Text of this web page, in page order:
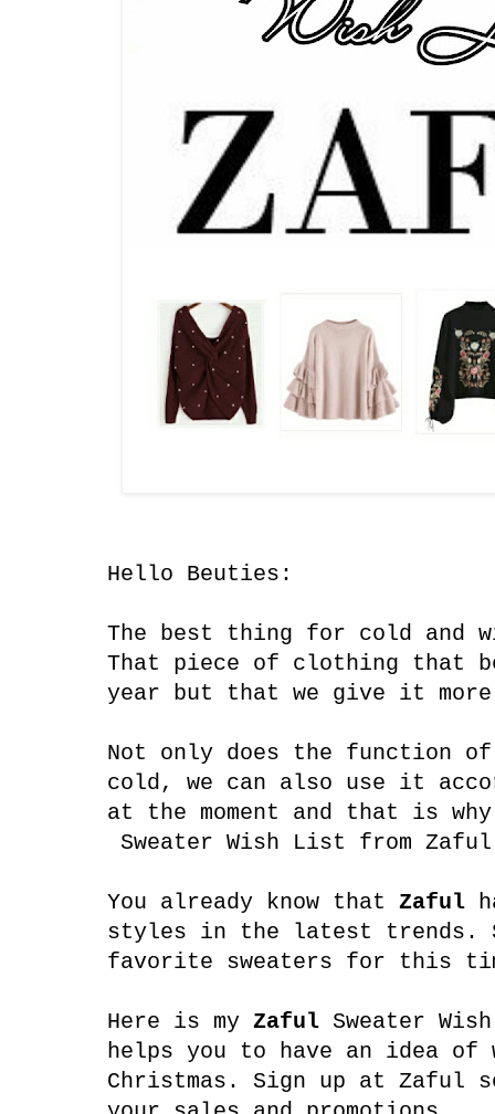
Hello Beuties:
The best thing for cold and
That piece of clothing that
year but that we give it more
Not only does the function
cold, we can also use it
at the moment and that is
Sweater Wish List from
You already know that Zaful
styles in the latest trends.
favorite sweaters for this
Here is my Zaful Sweater
helps you to have an idea of
Christmas. Sign up at Zaful